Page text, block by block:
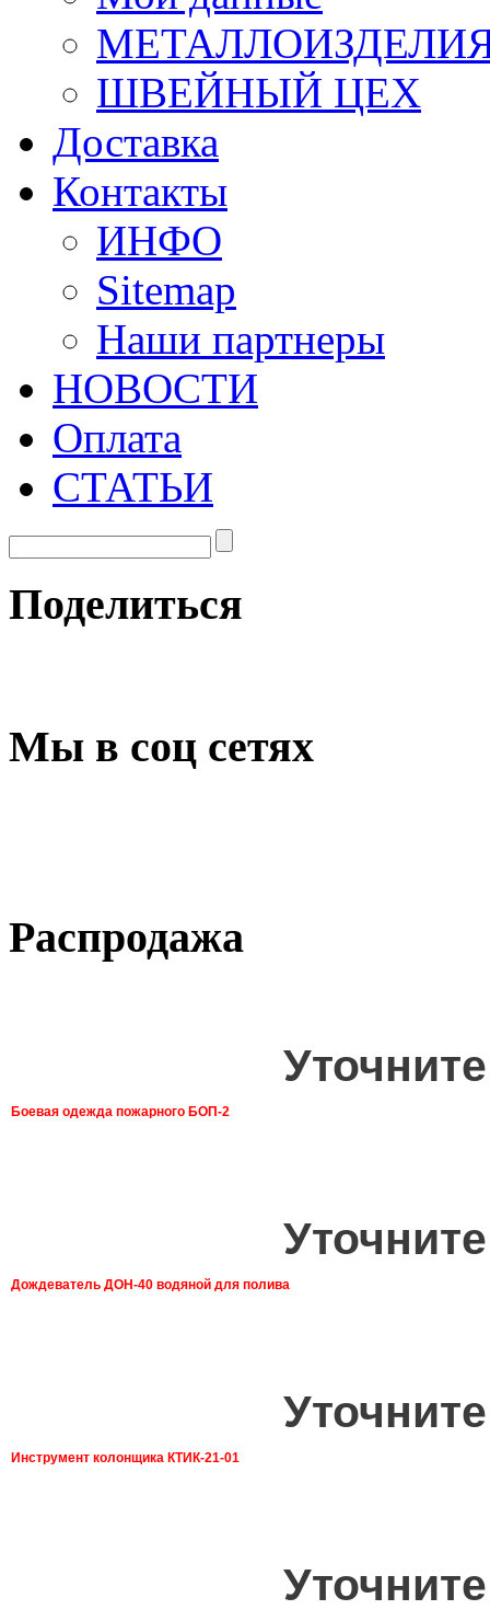
ШВЕЙНЫЙ ЦЕХ
Доставка
Контакты
ИНФО
Sitemap
Наши партнеры
НОВОСТИ
Оплата
СТАТЬИ
Поделиться
Мы в соц сетях
Распродажа
Боевая одежда пожарного БОП-2
Дождеватель ДОН-40 водяной для полива
Инструмент колонщика КТИК-21-01